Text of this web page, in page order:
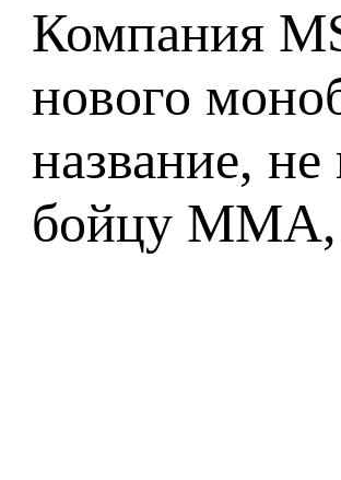
Компания
нового
название,
бойцу ММА,